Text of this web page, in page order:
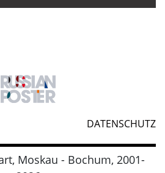
DATENSCHUTZ
Moskau - Bochum, 2001-